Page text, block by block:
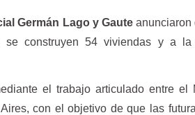
Germán Lago y Gaute anunciaron
construyen 54 viviendas y a la
el trabajo articulado entre el
con el objetivo de que las